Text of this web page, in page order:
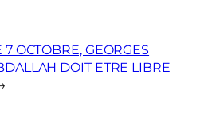
7 OCTOBRE, GEORGES
DOIT ETRE LIBRE
→